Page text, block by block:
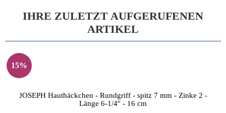
IHRE ZULETZT AUFGERUFENEN
ARTIKEL
15%
JOSEPH Hauthäckchen - Rundgriff - spitz 7 mm - Zinke 2 -
Länge 6-1/4'' - 16 cm